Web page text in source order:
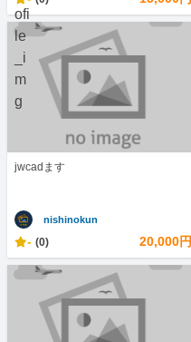
jwcadます
nishinokun
- (0) 20,000円